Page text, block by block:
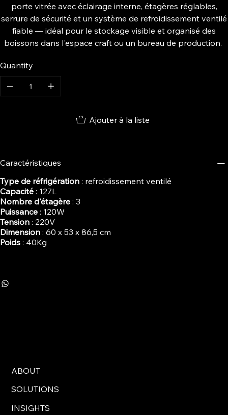
porte vitrée avec éclairage interne, étagères réglables,
serrure de sécurité et un système de refroidissement ventilé
fiable — idéal pour le stockage visible et organisé des
boissons dans l'espace craft ou un bureau de production.
Quantity
Ajouter à la liste
Caractéristiques
Type de réfrigération : refroidissement ventilé
Capacité : 127L
Nombre d'étagère : 3
Puissance : 120W
Tension : 220V
Dimension : 60 x 53 x 86,5 cm
Poids : 40Kg
ABOUT
SOLUTIONS
INSIGHTS